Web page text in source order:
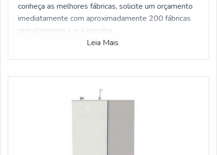
conheça as melhores fábricas, solicite um orçamento
imediatamente com aproximadamente 200 fábricas
gratuitamente a sua escolha
Leia Mais